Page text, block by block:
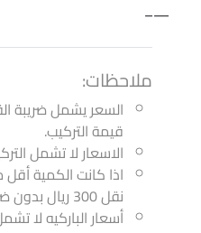
—–
ملاحظات:
السعر يشمل ضريبة
قيمة التركيب.
الاسعار لا تشمل
نقل 300 ريال بدون ضريبة
أسعار الباركيه لا